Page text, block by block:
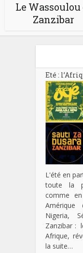
Le Wassoulou
Zanzibar
Eté :
L'été en
toute la
comme
Amérique
Nigeria,
Zanzibar :
Afrique,
la suite…